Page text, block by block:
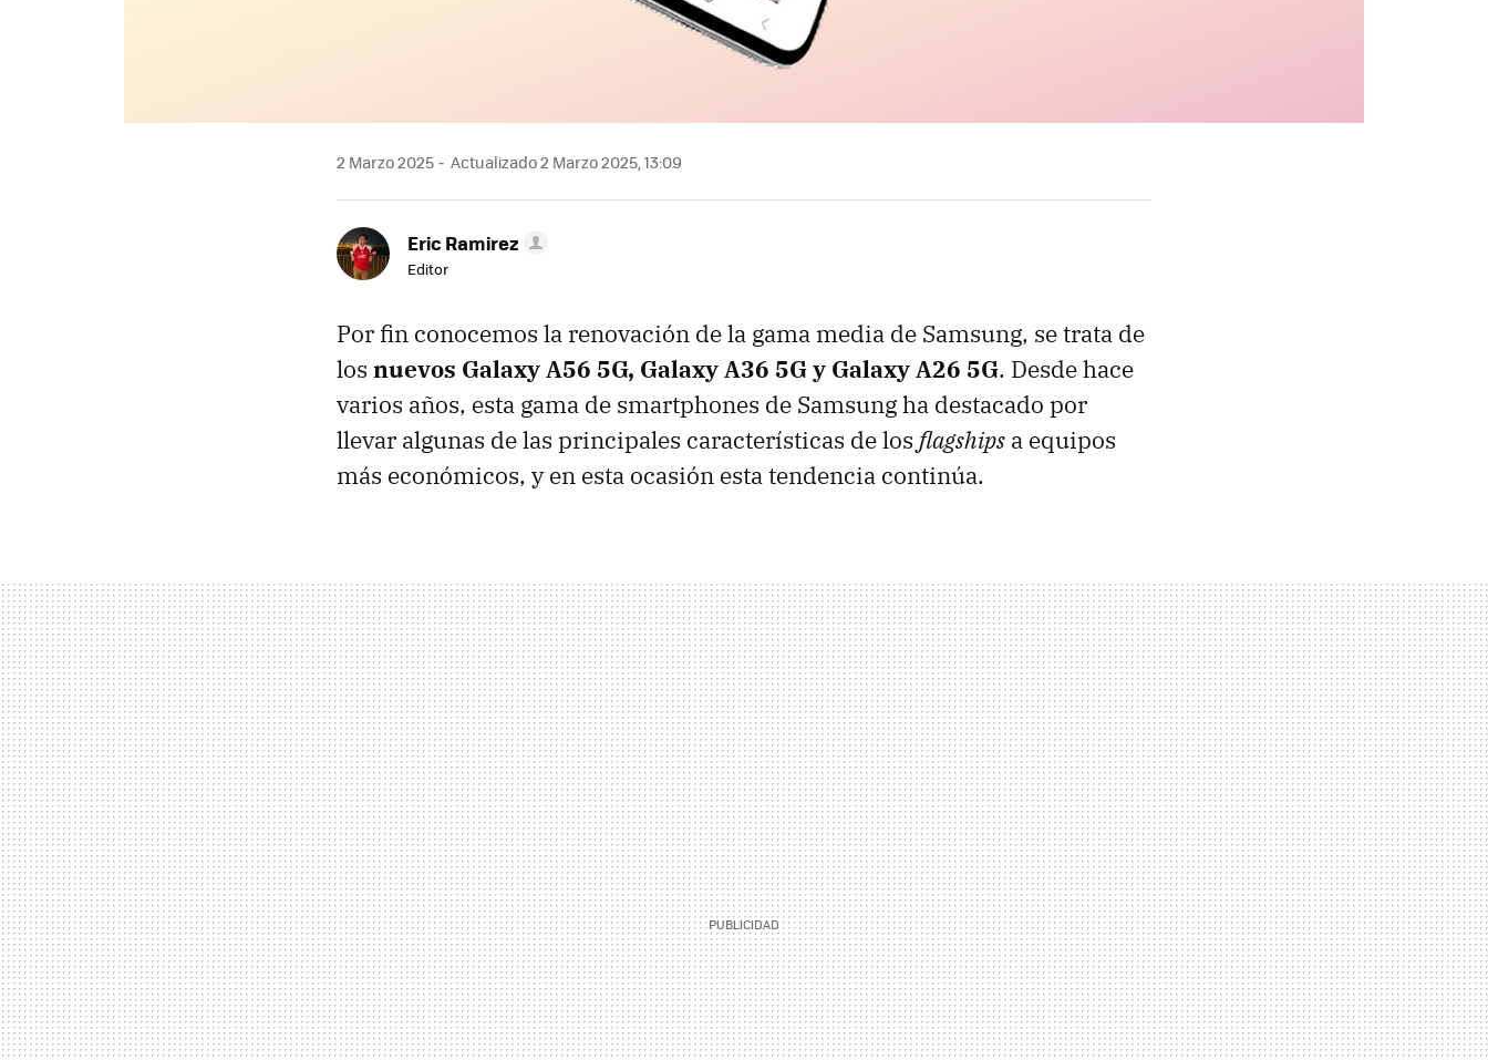
2 Marzo 2025 Actualizado 2 Marzo 2025, 13:09
Eric Ramirez
Editor
Por fin conocemos la renovación de la gama media de Samsung, se trata de
los nuevos Galaxy A56 5G, Galaxy A36 5G y Galaxy A26 5G. Desde hace
varios años, esta gama de smartphones de Samsung ha destacado por
llevar algunas de las principales características de los flagships a equipos
más económicos, y en esta ocasión esta tendencia continúa.